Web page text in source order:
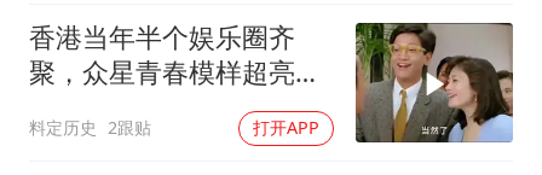
香港当年半个娱乐圈齐
聚，众星青春模样超亮
眼，星爷现身瞬间惊艳
料定历史 2跟贴 打开APP